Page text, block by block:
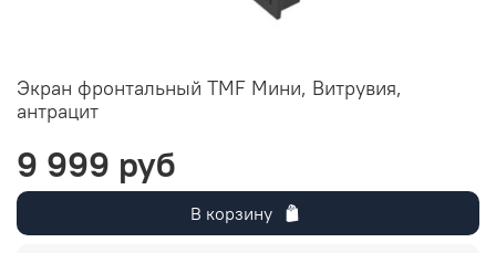
Экран фронтальный TMF Мини, Витрувия,
антрацит
9 999 руб
В корзину